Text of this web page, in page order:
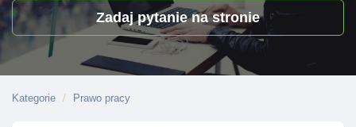
Zadaj pytanie na stronie
Kategorie Prawo pracy